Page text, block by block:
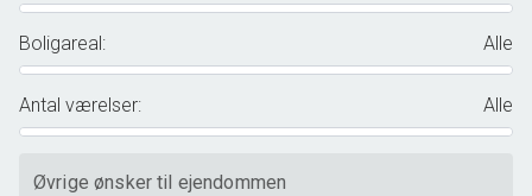
Ønsker du også det bedste for din nuværende villa, villalejlighed,
rækkehus, ejerlejlighed, andelslejlighed, sommerhus eller byggegrund,
så kontakt os på tlf. 91550555 eller på
- så kommer vi gerne forbi med en gratis og uforpligtende vurdering.
Boligareal : Alle
Antal værelser: Alle
Øvrige ønsker til ejendommen